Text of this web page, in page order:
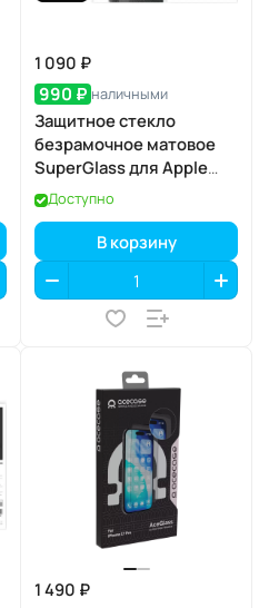
1 090 ₽
990 ₽ наличными
Защитное стекло
безрамочное матовое
SuperGlass для Apple
iPhone 17 Pro
Доступно
В корзину
1 490 ₽